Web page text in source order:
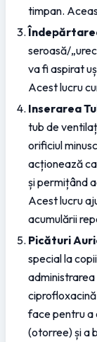
timpan.
seroasă/
va fi aspirat
Acest lucru
Inserarea
tub de
orificiul
acționează
și permițând
Acest lucru
acumulării
Picături
special la
administrarea
face pentru a
(otorree) și a